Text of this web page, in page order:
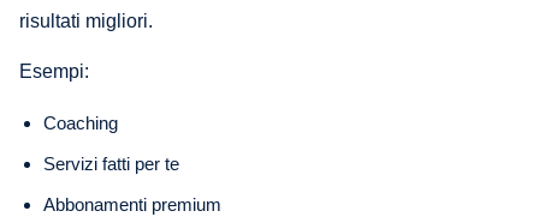
risultati migliori.
Esempi:
Coaching
Servizi fatti per te
Abbonamenti premium